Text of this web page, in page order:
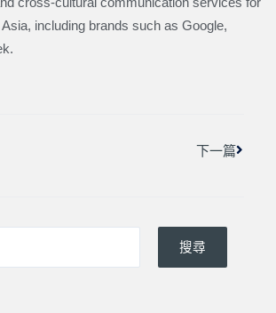
including brands such as Google,
下一篇
搜尋